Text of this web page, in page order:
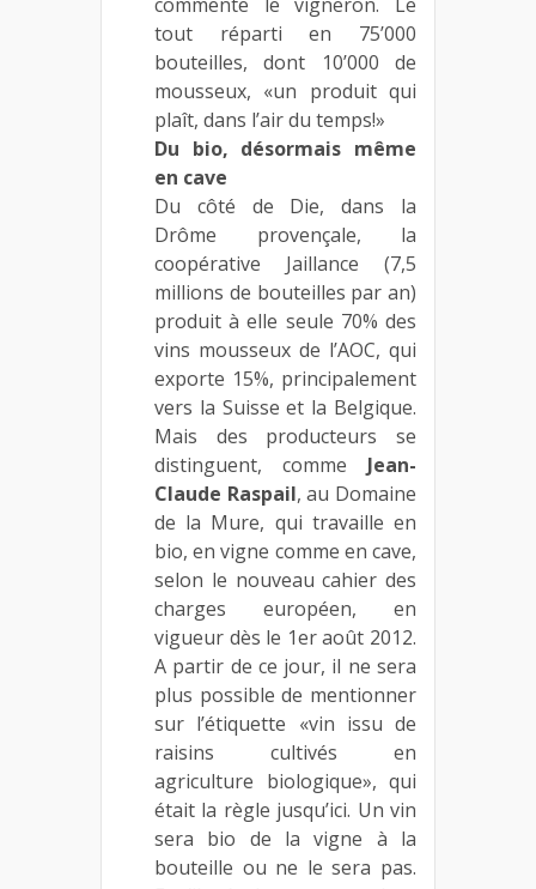
tout réparti en 75’000
bouteilles, dont 10’000 de
mousseux, «un produit qui
plaît, dans l’air du temps!»
Du bio, désormais même
en cave
Du côté de Die, dans la
Drôme provençale, la
coopérative Jaillance (7,5
millions de bouteilles par an)
produit à elle seule 70% des
vins mousseux de l’AOC, qui
exporte 15%, principalement
vers la Suisse et la Belgique.
Mais des producteurs se
distinguent, comme Jean-
Claude Raspail, au Domaine
de la Mure, qui travaille en
bio, en vigne comme en cave,
selon le nouveau cahier des
charges européen, en
vigueur dès le 1er août 2012.
A partir de ce jour, il ne sera
plus possible de mentionner
sur l’étiquette «vin issu de
raisins cultivés en
agriculture biologique», qui
était la règle jusqu’ici. Un vin
sera bio de la vigne à la
bouteille ou ne le sera pas.